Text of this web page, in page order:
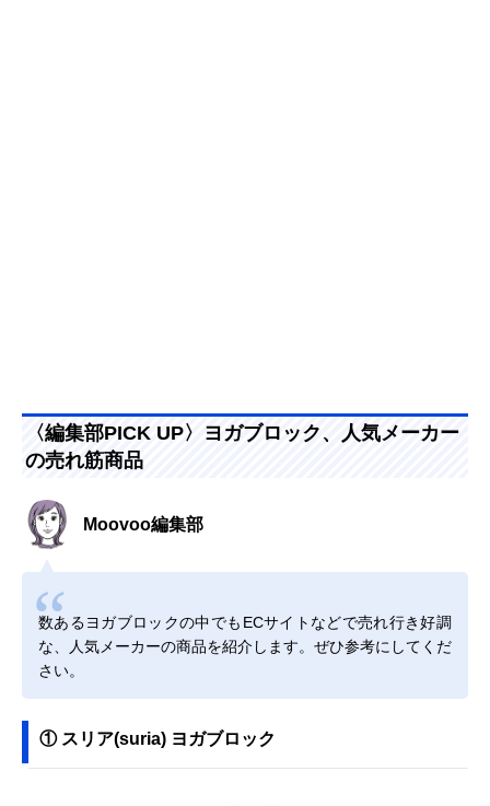
〈編集部PICK UP〉ヨガブロック、人気メーカー
の売れ筋商品
Moovoo編集部
数あるヨガブロックの中でもECサイトなどで売れ行き好調
な、人気メーカーの商品を紹介します。ぜひ参考にしてくだ
さい。
① スリア(suria) ヨガブロック